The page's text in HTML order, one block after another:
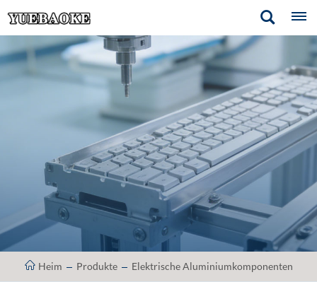
Heim Produkte Elektrische Aluminiumkomponenten